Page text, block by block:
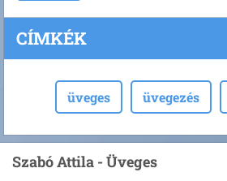
CÍMKÉK
üveges üvegezés
Szabó Attila - Üveges